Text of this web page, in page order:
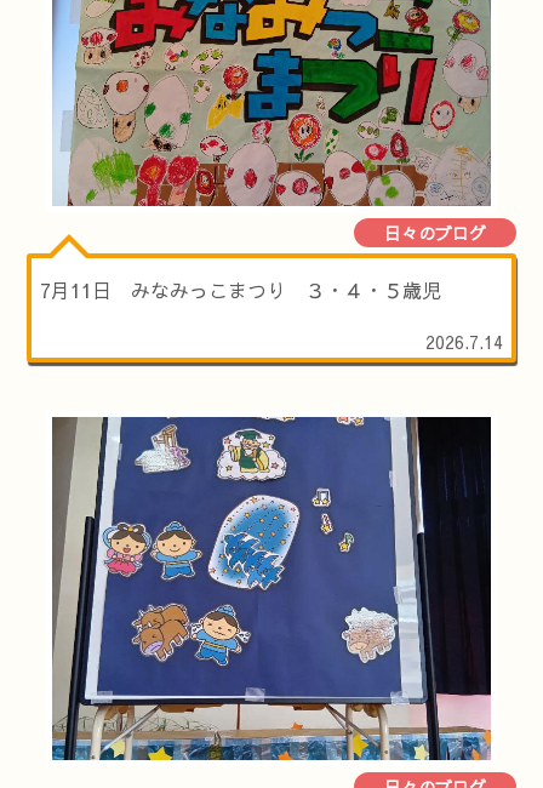
日々のブログ
7月11日 みなみっこまつり ３・４・５歳児
2026.7.14